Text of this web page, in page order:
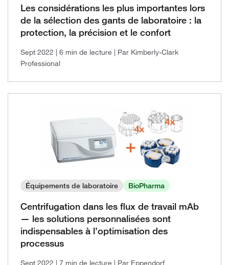
Les considérations les plus importantes lors
de la sélection des gants de laboratoire : la
protection, la précision et le confort
Sept 2022 | 6 min de lecture | Par Kimberly-Clark
Professional
Équipements de laboratoire BioPharma
Centrifugation dans les flux de travail mAb
— les solutions personnalisées sont
indispensables à l’optimisation des
processus
Sept 2022 | 7 min de lecture | Par Eppendorf